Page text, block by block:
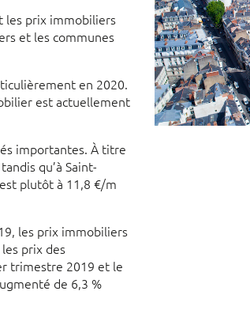
les prix immobiliers
et les communes
en 2020.
est actuellement
importantes. À titre
qu’à Saint-
plutôt à 11,8 €/m
les prix immobiliers
prix des
trimestre 2019 et le
de 6,3 %